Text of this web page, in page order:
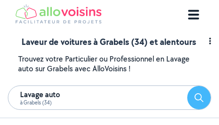
Laveur de voitures à Grabels (34) et alentours
Trouvez votre Particulier ou Professionnel en Lavage
auto sur Grabels avec AlloVoisins !
Lavage auto
à Grabels (34)